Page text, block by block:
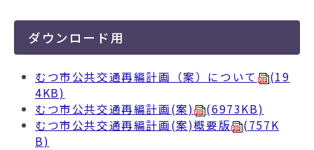
ダウンロード用
むつ市公共交通再編計画（案）について
(19
4KB)
むつ市公共交通再編計画(案)
(6973KB)
むつ市公共交通再編計画(案)概要版
(757K
B)